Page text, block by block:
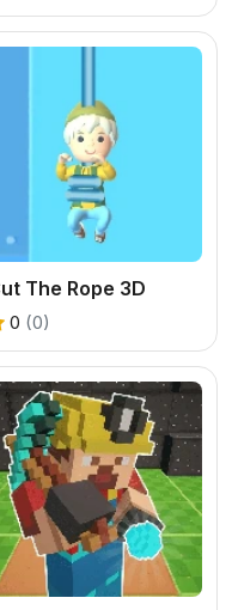
The Rope 3D
0 (0)